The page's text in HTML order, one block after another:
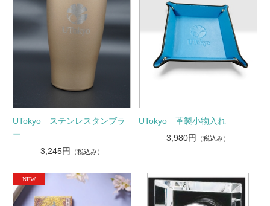
UTokyo ステンレスタンブラ
ー
3,245円
（税込み）
UTokyo 革製小物入れ
3,980円
（税込み）